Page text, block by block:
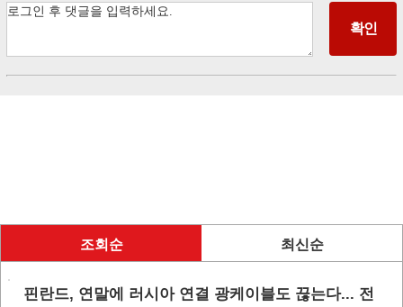
조회순 최신순
핀란드, 연말에 러시아 연결 광케이블도 끊는다... 전